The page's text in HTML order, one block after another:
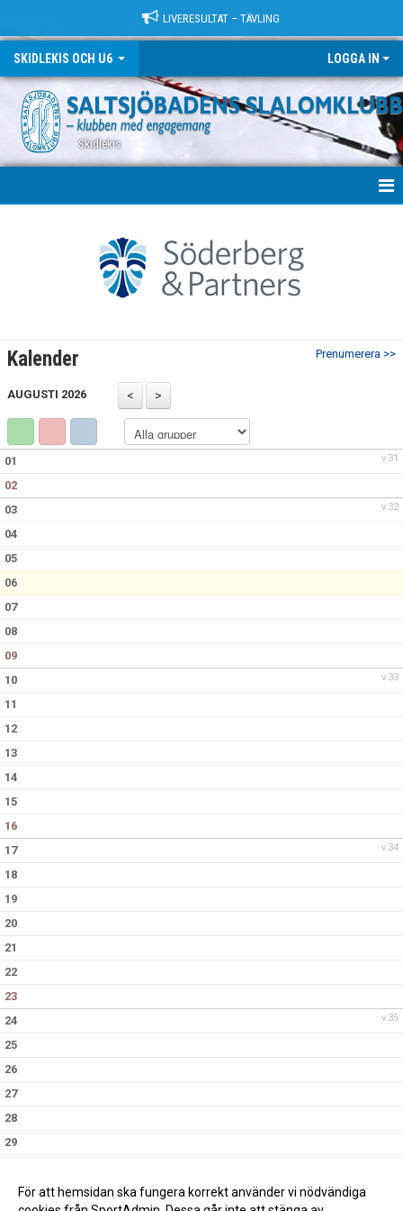
LIVERESULTAT – TÄVLING
SKIDLEKIS OCH U6 LOGGA IN
Skidlekis
Prenumerera >>
Kalender
AUGUSTI 2026
v.31
01
02
v.32
03
04
05
06
07
08
09
v.33
10
11
12
13
14
15
16
v.34
17
18
19
20
21
22
23
v.35
24
25
26
27
28
29
För att hemsidan ska fungera korrekt använder vi nödvändiga